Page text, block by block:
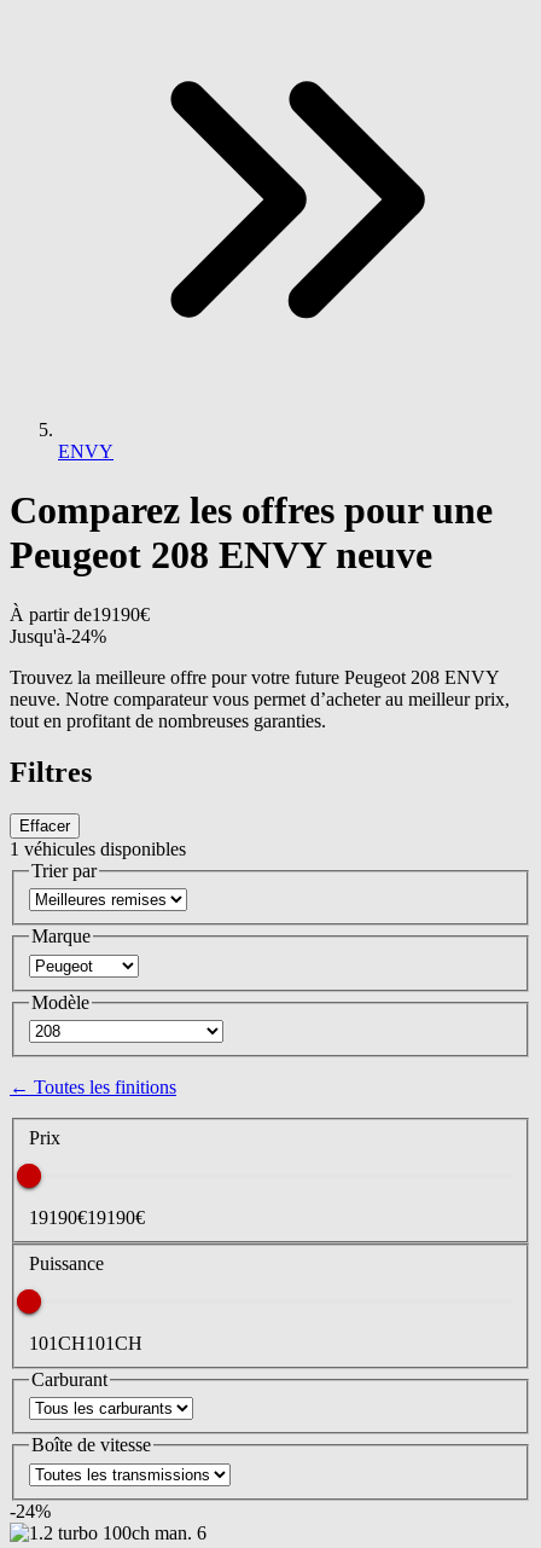
ENVY
Comparez les offres pour une
Peugeot 208 ENVY neuve
À partir de19190€
Jusqu'à-24%
Trouvez la meilleure offre pour votre future Peugeot 208 ENVY
neuve. Notre comparateur vous permet d’acheter au meilleur prix,
tout en profitant de nombreuses garanties.
Filtres
Effacer
1 véhicules disponibles
Trier par
Marque
Modèle
← Toutes les finitions
Prix
19190€19190€
Puissance
101CH101CH
Carburant
Boîte de vitesse
-24%